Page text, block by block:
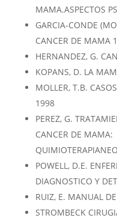
MAMA.ASPECTOS
GARCIA-CONDE
CANCER DE MAMA
HERNANDEZ, G.
KOPANS, D. LA
MOLLER, T.B.
1998
PEREZ, G.
CANCER DE MAMA:
POWELL, D.E.
DIAGNOSTICO Y
RUIZ, E. MANUAL
STROMBECK